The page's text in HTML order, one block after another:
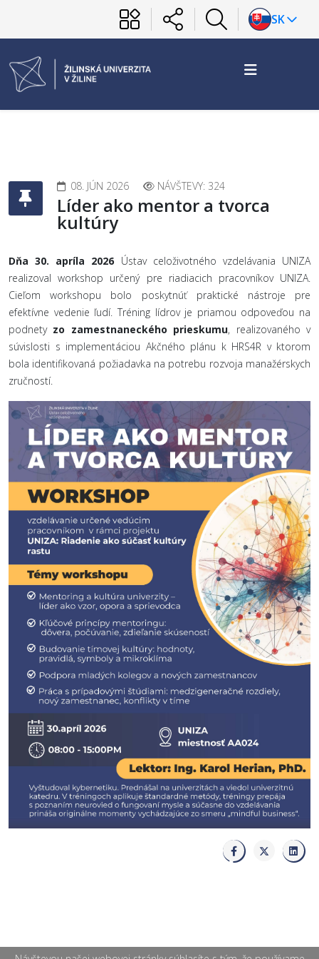
SK
08. JÚN 2026 NÁVŠTEVY: 324
Líder ako mentor a tvorca
kultúry
Dňa 30. apríla 2026 Ústav celoživotného vzdelávania UNIZA
realizoval workshop určený pre riadiacich pracovníkov UNIZA.
Cieľom workshopu bolo poskytnúť praktické nástroje pre
efektívne vedenie ľudí. Tréning lídrov je priamou odpoveďou na
podnety zo zamestnaneckého prieskumu, realizovaného v
súvislosti s implementáciou Akčného plánu k HRS4R v ktorom
bola identifikovaná požiadavka na potrebu rozvoja manažérskych
zručností.